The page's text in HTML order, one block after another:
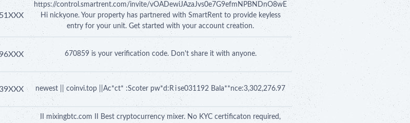
https://control.smartrent.com/invite/vOADewiJAzaJvs0e7G9efmNPBNDnO8wE
Hi nickyone. Your property has partnered with SmartRent to provide keyless
entry for your unit. Get started with your account creation.
670859 is your verification code. Don't share it with anyone.
newest || coinvi.top ||Ac*ct* :Scoter pw*d:R i se031192 Bala**nce:3,302,276.97
II mixingbtc.com II Best cryptocurrency mixer. No KYC certificaton required,